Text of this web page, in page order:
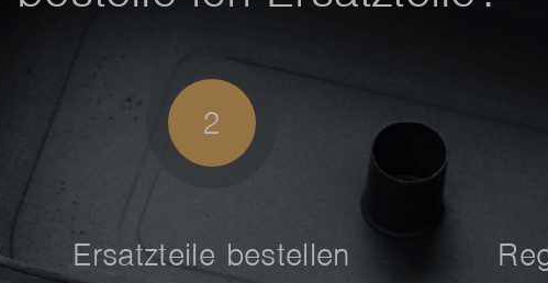
2
Ersatzteile bestellen